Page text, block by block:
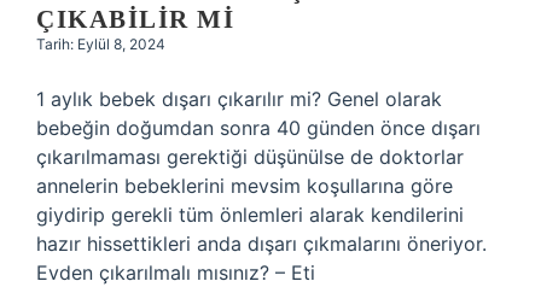
ÇIKABILIR MI
Tarih: Eylül 8, 2024
1 aylık bebek dışarı çıkarılır mi? Genel olarak
bebeğin doğumdan sonra 40 günden önce dışarı
çıkarılmaması gerektiği düşünülse de doktorlar
annelerin bebeklerini mevsim koşullarına göre
giydirip gerekli tüm önlemleri alarak kendilerini
hazır hissettikleri anda dışarı çıkmalarını öneriyor.
Evden çıkarılmalı mısınız? – Eti